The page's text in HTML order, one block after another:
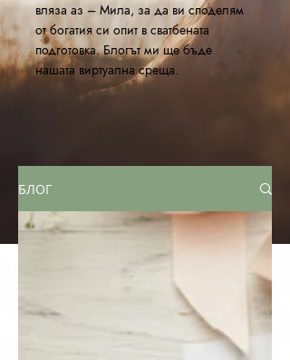
вляза аз – Мила, за да ви споделям
от богатия си опит в сватбената
подготовка. Блогът ми ще бъде
нашата виртуална среща.
БЛОГ